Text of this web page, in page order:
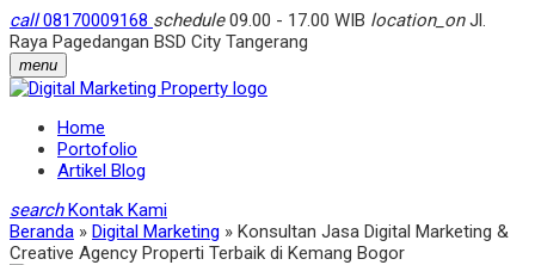
call08170009168 schedule09.00 - 17.00 WIB location_onJl.
Raya Pagedangan BSD City Tangerang
menu
Home
Portofolio
Artikel Blog
search Kontak Kami
Beranda » Digital Marketing » Konsultan Jasa Digital Marketing &
Creative Agency Properti Terbaik di Kemang Bogor